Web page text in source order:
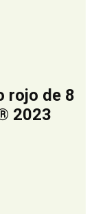
rojo de 8
2023